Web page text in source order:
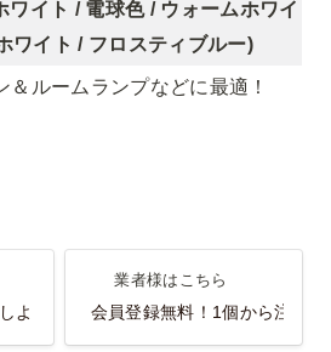
ワイト / 電球色 / ウォームホワイ
ワイト / フロスティブルー)
ルームランプなどに最適！
よう！
業者様はこちら
業者様はこちら
会員登録無料！1個から注文